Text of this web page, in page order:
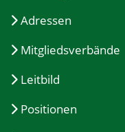
Adressen
Mitgliedsverbände
Leitbild
Positionen